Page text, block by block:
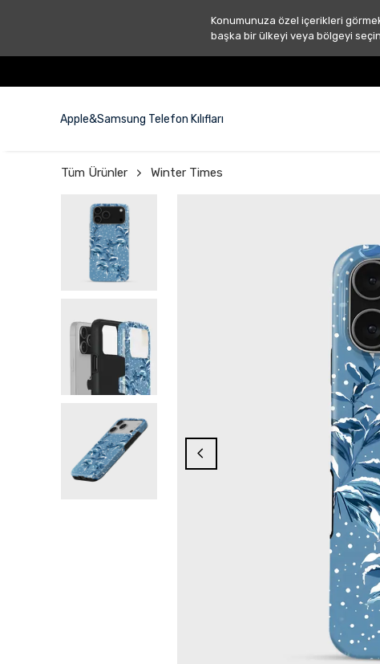
Konumunuza özel içerikleri
başka bir ülkeyi veya bölgeyi
Apple&Samsung Telefon Kılıfları
Tüm Ürünler Winter Times